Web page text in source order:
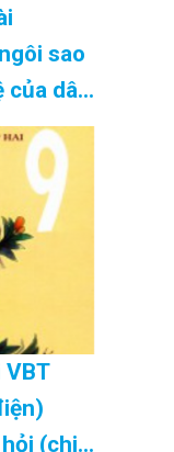
sao
của dân
nhất
VBT
(chi